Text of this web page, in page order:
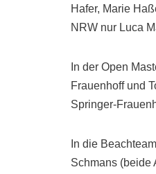
Hafer, Marie
NRW nur Luca
In der Open
Frauenhoff und
Springer-
In die
Schmans (beide